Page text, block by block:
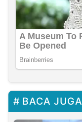
BACA JUGA